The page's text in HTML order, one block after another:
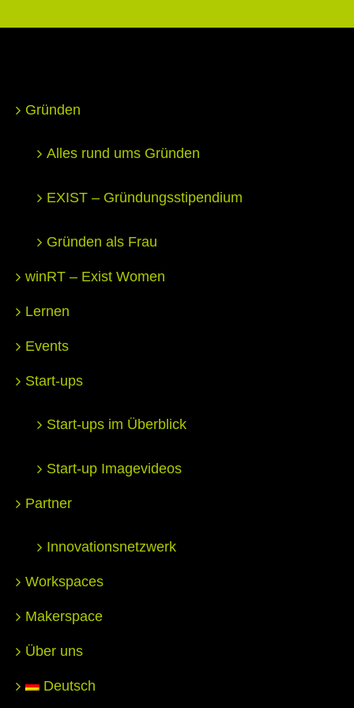
Gründen
Alles rund ums Gründen
EXIST – Gründungsstipendium
Gründen als Frau
winRT – Exist Women
Lernen
Events
Start-ups
Start-ups im Überblick
Start-up Imagevideos
Partner
Innovationsnetzwerk
Workspaces
Makerspace
Über uns
Deutsch